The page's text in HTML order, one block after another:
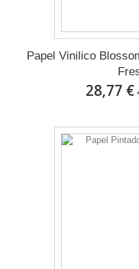
Papel Vinilico
28,77 €